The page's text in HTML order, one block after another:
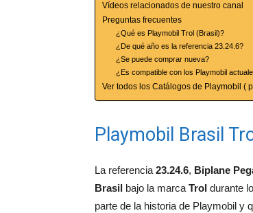
Vídeos relacionados de nuestro canal
Preguntas frecuentes
¿Qué es Playmobil Trol (Brasil)?
¿De qué año es la referencia 23.24.6?
¿Se puede comprar nueva?
¿Es compatible con los Playmobil
Ver todos los Catálogos de Playmobil (
Playmobil Brasil
La referencia 23.24.6, Biplane
Brasil bajo la marca Trol durante
parte de la historia de Playmobil y